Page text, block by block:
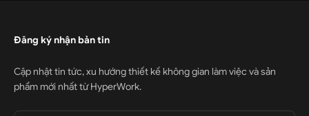
Đăng ký nhận bản tin
Cập nhật tin tức, xu hướng thiết kế không gian làm việc và sản
phẩm mới nhất từ HyperWork.